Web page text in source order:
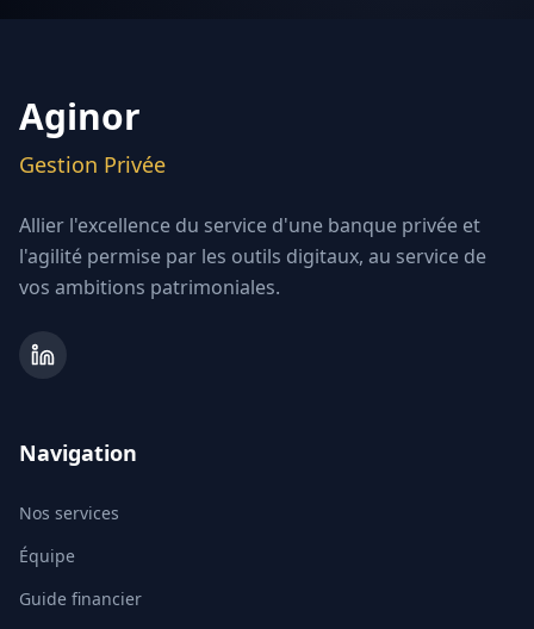
Aginor
Gestion Privée
Allier l'excellence du service d'une banque privée et
l'agilité permise par les outils digitaux, au service de
vos ambitions patrimoniales.
Navigation
Nos services
Équipe
Guide financier